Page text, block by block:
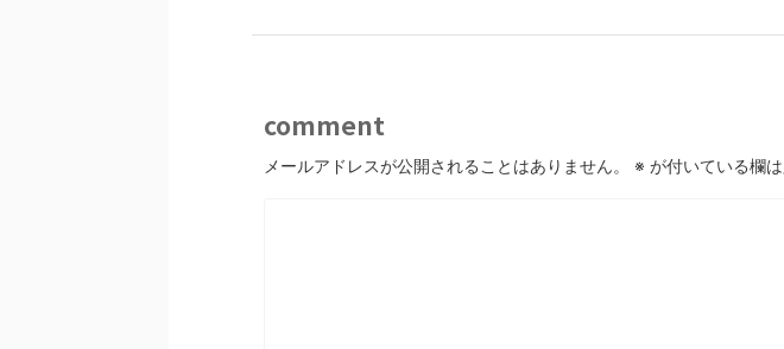
comment
メールアドレスが公開されることはありません。 ※ が付いている欄